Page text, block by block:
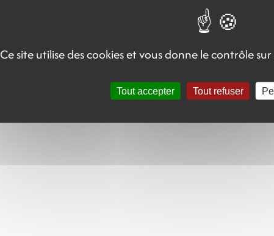
Ce site utilise des cookies et vous donne le contrôle
Tout accepter Tout refuser